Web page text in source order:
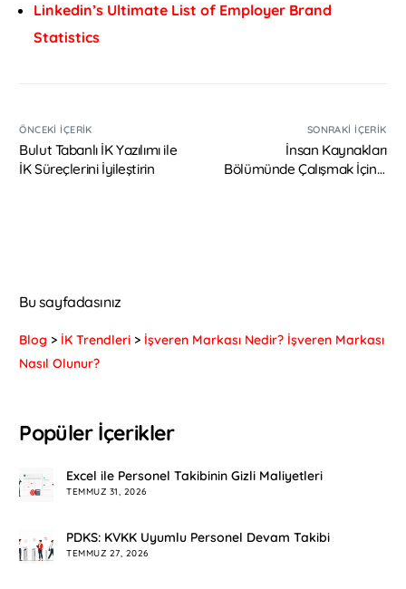
Linkedin’s Ultimate List of Employer Brand
Statistics
ÖNCEKI İÇERIK
Bulut Tabanlı İK Yazılımı ile
İK Süreçlerini İyileştirin
SONRAKI İÇERIK
İnsan Kaynakları
Bölümünde Çalışmak İçin 7
Bu sayfadasınız
Blog > İK Trendleri > İşveren Markası Nedir? İşveren Markası
Nasıl Olunur?
Popüler İçerikler
Excel ile Personel Takibinin Gizli Maliyetleri
TEMMUZ 31, 2026
PDKS: KVKK Uyumlu Personel Devam Takibi
TEMMUZ 27, 2026